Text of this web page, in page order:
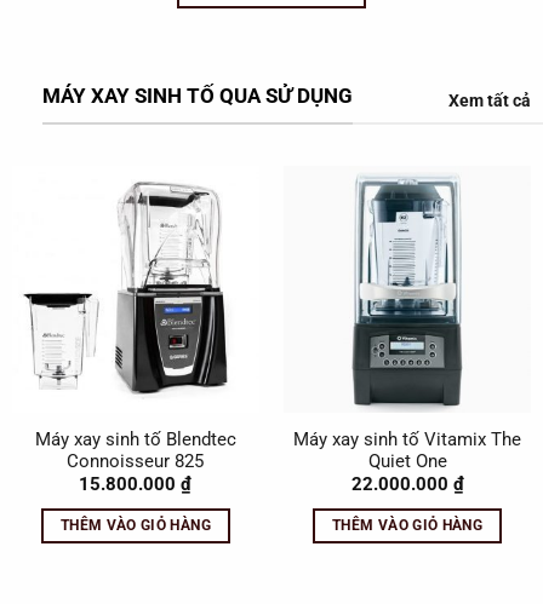
MÁY XAY SINH TỐ QUA SỬ DỤNG Xem tất cả
Máy xay sinh tố Blendtec
Connoisseur 825
15.800.000₫
THÊM VÀO GIỎ HÀNG
Máy xay sinh tố Vitamix The
Quiet One
22.000.000 ₫
THÊM VÀO GIỎ HÀNG